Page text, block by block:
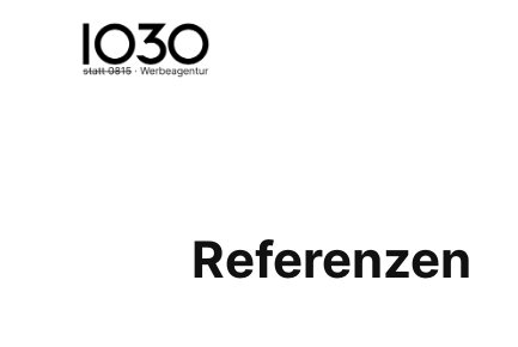
Referenzen